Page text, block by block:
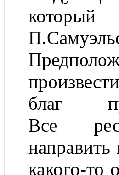
благ —
Все
направить
какого-то